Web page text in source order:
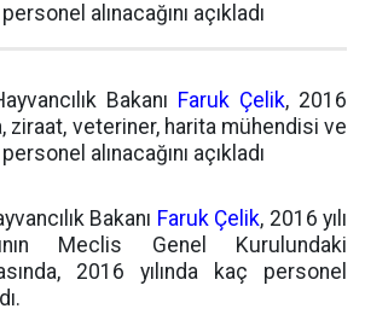
alınacağını açıkladı
Bakanı Faruk Çelik, 2016
ziraat, veteriner, harita mühendisi ve
alınacağını açıkladı
Bakanı Faruk Çelik, 2016 yılı
Meclis Genel Kurulundaki
2016 yılında kaç personel